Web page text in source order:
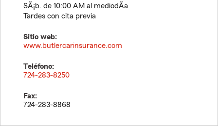
SÃ¡b. de 10:00 AM al mediodÃ­a
Tardes con cita previa
Sitio web:
www.butlercarinsurance.com
Teléfono:
724-283-8250
Fax:
724-283-8868